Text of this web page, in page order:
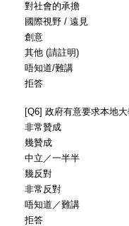
對社會的承擔
國際視野 / 遠見
創意
其他 (請註明)
唔知道/難講
拒答
[Q6] 政府有意要求本地
非常贊成
幾贊成
中立／一半半
幾反對
非常反對
唔知道／難講
拒答